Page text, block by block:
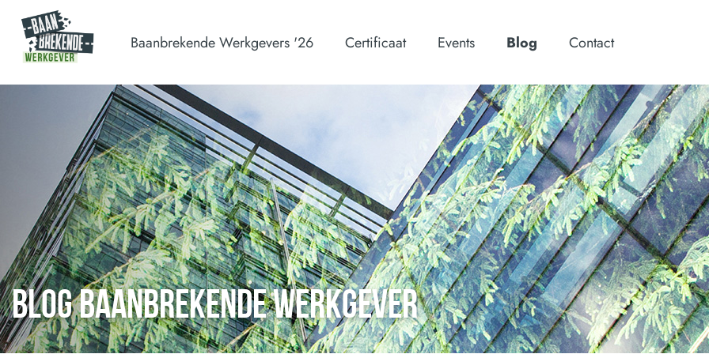
Baanbrekende Werkgevers '26 Certificaat Events Blog Contact
BLOG BAANBREKENDE WERKGEVER